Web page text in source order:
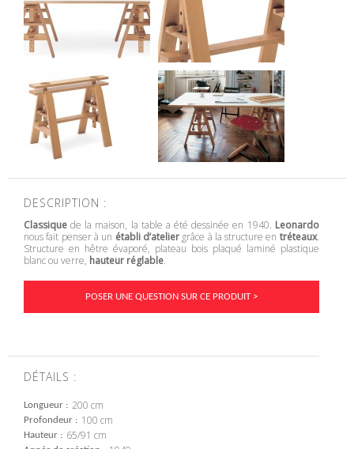
DESCRIPTION :
Classique de la maison, la table a été dessinée en 1940. Leonardo
nous fait penser à un établi d’ateliergrâce à la structure en tréteaux.
Structure en hêtre évaporé, plateau bois plaqué laminé plastique
blanc ou verre, hauteur réglable.
POSER UNE QUESTION SUR CE PRODUIT >
DÉTAILS :
Longueur 200 cm
Profondeur 100 cm
Hauteur 65/91 cm